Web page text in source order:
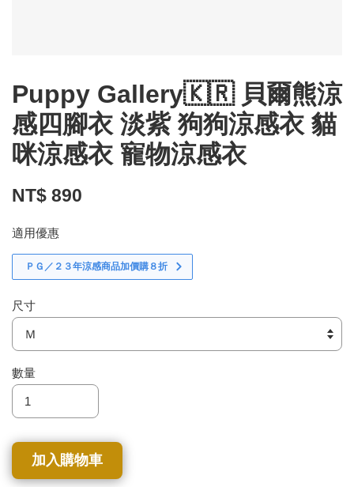
Puppy Gallery🇰🇷 貝爾熊涼
感四腳衣 淡紫 狗狗涼感衣 貓
咪涼感衣 寵物涼感衣
NT$ 890
適用優惠
ＰＧ／２３年涼感商品加價購８折
尺寸
數量
加入購物車